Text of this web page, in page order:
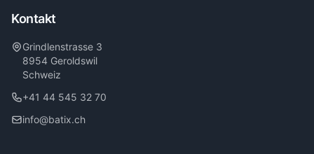
Kontakt
Grindlenstrasse 3
8954 Geroldswil
Schweiz
+41 44 545 32 70
info@batix.ch